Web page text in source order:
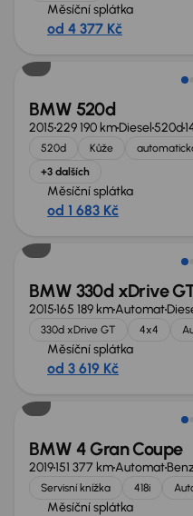
Měsíční splátka
od 4 377 Kč
BMW 520d
2015229 190 kmDiesel520d
520d Kůže
+3 dalších
Měsíční splátka
od 1 683 Kč
BMW 330d xDrive
2015165 189 kmAutomat
330d xDrive GT 4x4
Měsíční splátka
od 3 619 Kč
Zlevněno o 50 000 Kč
BMW 4 Gran Coupe
2019151 377 kmAutomat
Servisní knížka 418i
Měsíční splátka